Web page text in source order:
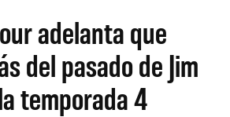
adelanta que
del pasado de Jim
temporada 4